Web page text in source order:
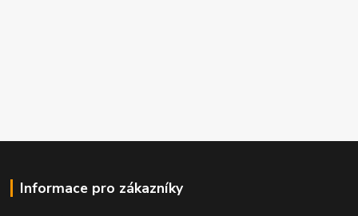
Informace pro zákazníky